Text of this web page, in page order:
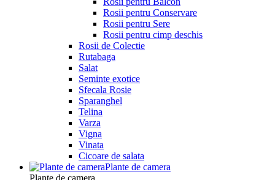
Rosii pentru Conservare
Rosii pentru Sere
Rosii pentru cimp deschis
Rosii de Colectie
Rutabaga
Salat
Seminte exotice
Sfecala Rosie
Sparanghel
Telina
Varza
Vigna
Vinata
Сicoare de salata
Plante de camera
Plante de camera